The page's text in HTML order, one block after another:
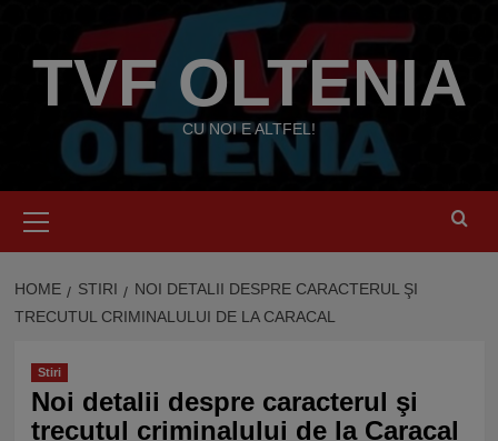
contentTVF OLTENIA
CU NOI E ALTFEL!
Menu
HOME STIRI
NOI DETALII DESPRE CARACTERUL ŞI
TRECUTUL CRIMINALULUI DE LA CARACAL
Stiri
Noi detalii despre caracterul şi
trecutul criminalului de la Caracal